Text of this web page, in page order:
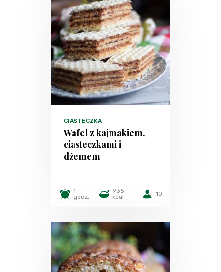
CIASTECZKA
Wafel z kajmakiem,
ciasteczkami i
dżemem
1
godz.
935
kcal
10